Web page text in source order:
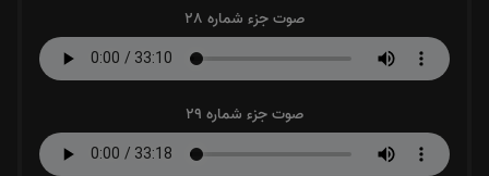
صوت جزء شماره 28
صوت جزء شماره 29